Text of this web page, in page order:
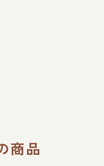
商品